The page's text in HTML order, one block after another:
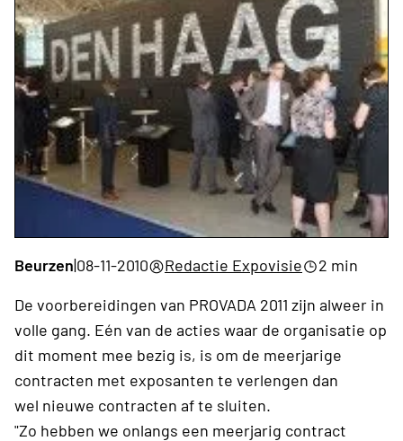
Beurzen|08-11-2010 Redactie Expovisie
2 min
De voorbereidingen van PROVADA 2011 zijn alweer in
volle gang. Eén van de acties waar de organisatie op
dit moment mee bezig is, is om de meerjarige
contracten met exposanten te verlengen dan
wel nieuwe contracten af te sluiten.
"Zo hebben we onlangs een meerjarig contract